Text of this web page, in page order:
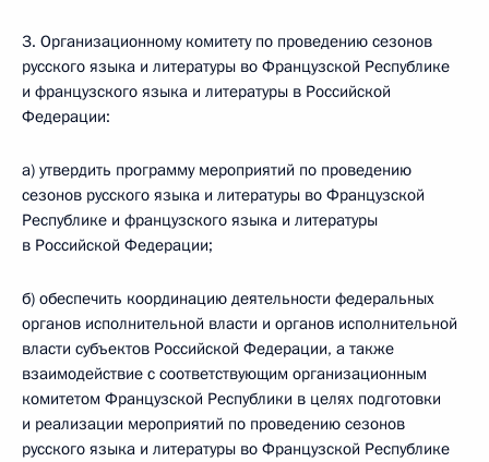
3. Организационному комитету по проведению сезонов
русского языка и литературы во Французской Республике
и французского языка и литературы в Российской
Федерации:
а) утвердить программу мероприятий по проведению
сезонов русского языка и литературы во Французской
Республике и французского языка и литературы
в Российской Федерации;
б) обеспечить координацию деятельности федеральных
органов исполнительной власти и органов исполнительной
власти субъектов Российской Федерации, а также
взаимодействие с соответствующим организационным
комитетом Французской Республики в целях подготовки
и реализации мероприятий по проведению сезонов
русского языка и литературы во Французской Республике